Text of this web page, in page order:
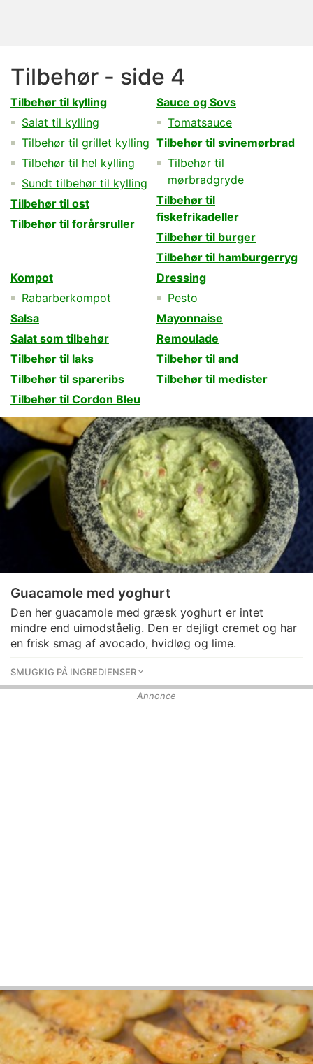
Tilbehør - side 4
Tilbehør til kylling
Salat til kylling
Tilbehør til grillet kylling
Tilbehør til hel kylling
Sundt tilbehør til kylling
Tilbehør til ost
Tilbehør til forårsruller
Sauce og Sovs
Tomatsauce
Tilbehør til svinemørbrad
Tilbehør til
mørbradgryde
Tilbehør til
fiskefrikadeller
Tilbehør til burger
Tilbehør til hamburgerryg
Kompot
Rabarberkompot
Salsa
Salat som tilbehør
Tilbehør til laks
Tilbehør til spareribs
Tilbehør til Cordon Bleu
Dressing
Pesto
Mayonnaise
Remoulade
Tilbehør til and
Tilbehør til medister
Guacamole med yoghurt
Den her guacamole med græsk yoghurt er intet
mindre end uimodståelig. Den er dejligt cremet og har
en frisk smag af avocado, hvidløg og lime.
SMUGKIG PÅ INGREDIENSER
Annonce